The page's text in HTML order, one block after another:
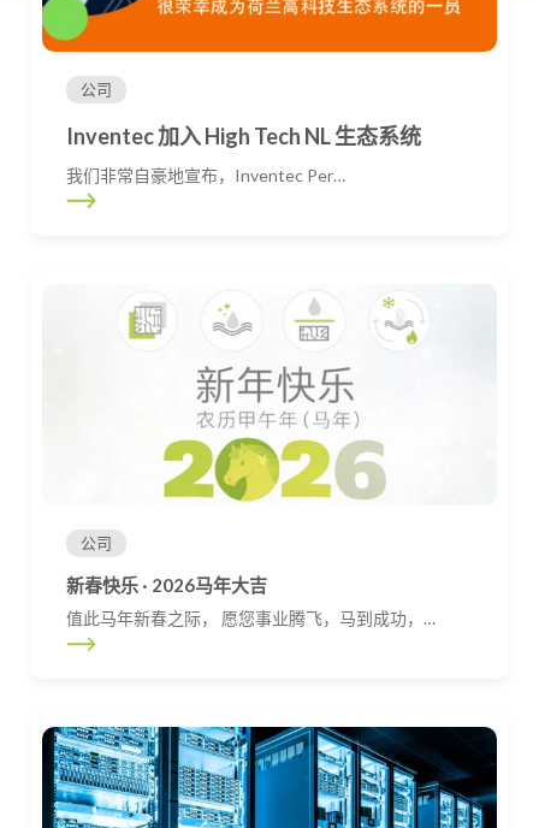
公司
Inventec 加入 High Tech NL 生态系统
我们非常自豪地宣布，Inventec Per…
公司
新春快乐 · 2026马年大吉
值此马年新春之际， 愿您事业腾飞，马到成功，…